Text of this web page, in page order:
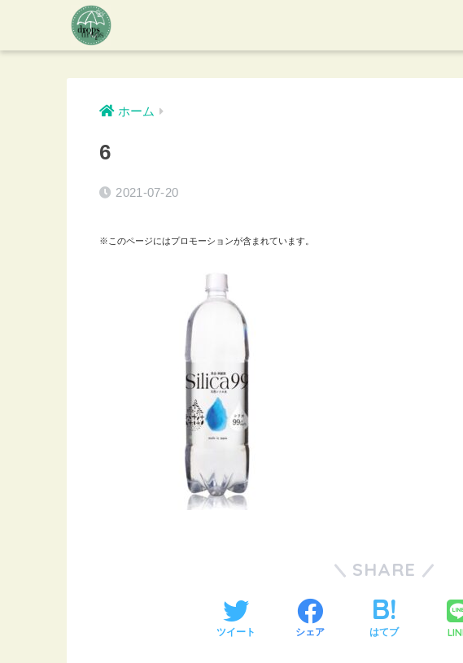
ホーム
6
2021-07-20
※このページにはプロモーションが含まれています。
SHARE
ツイート シェア はてブ